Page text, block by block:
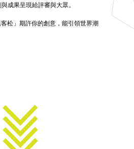
成果呈現給評審與大眾。
客松」期許你的創意，能引領世界潮